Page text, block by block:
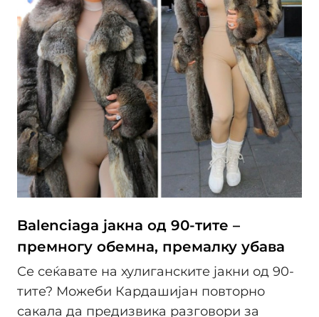
Balenciaga јакна од 90-тите –
премногу обемна, премалку убава
Се сеќавате на хулиганските јакни од 90-
тите? Можеби Кардашијан повторно
сакала да предизвика разговори за